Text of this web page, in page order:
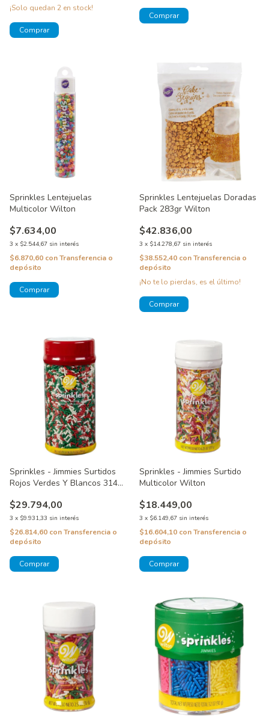
¡Solo quedan 2 en stock!
Sprinkles Lentejuelas
Multicolor Wilton
$7.634,00
3 x $2.544,67 sin interés
$6.870,60 conTransferencia o
depósito
Sprinkles Lentejuelas Doradas
Pack 283gr Wilton
$42.836,00
3 x $14.278,67 sin interés
$38.552,40 conTransferencia o
depósito
¡No te lo pierdas, es el último!
Sprinkles - Jimmies Surtidos
Rojos Verdes Y Blancos 314
$29.794,00
3 x $9.931,33 sin interés
$26.814,60 conTransferencia o
depósito
Sprinkles - Jimmies Surtido
Multicolor Wilton
$18.449,00
3 x $6.149,67 sin interés
$16.604,10 conTransferencia o
depósito